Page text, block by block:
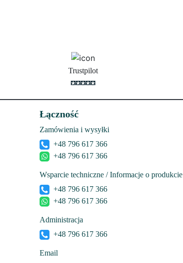
Trustpilot
Łączność
Zamówienia i wysyłki
+48 796 617 366
+48 796 617 366
Wsparcie techniczne / Informacje o produkcie
+48 796 617 366
+48 796 617 366
Administracja
+48 796 617 366
Email